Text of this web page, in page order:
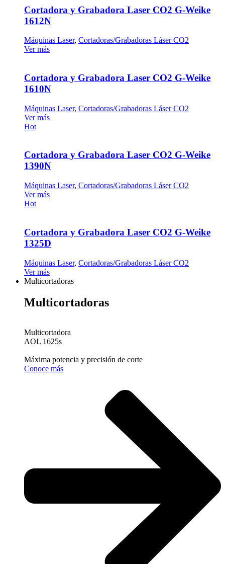
Cortadora y Grabadora Laser CO2 G-Weike
1612N
Máquinas Laser, Cortadoras/Grabadoras Láser CO2
Ver más
Cortadora y Grabadora Laser CO2 G-Weike
1610N
Máquinas Laser, Cortadoras/Grabadoras Láser CO2
Ver más
Hot
Cortadora y Grabadora Laser CO2 G-Weike
1390N
Máquinas Laser, Cortadoras/Grabadoras Láser CO2
Ver más
Hot
Cortadora y Grabadora Laser CO2 G-Weike
1325D
Máquinas Laser, Cortadoras/Grabadoras Láser CO2
Ver más
Multicortadoras
Multicortadoras
Multicortadora
AOL 1625s
Máxima potencia y precisión de corte
Conoce más